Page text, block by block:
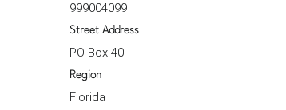
999004099
Street Address
PO Box 40
Region
Florida